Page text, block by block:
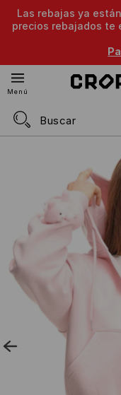
Las rebajas ya
precios rebajados te
Menú